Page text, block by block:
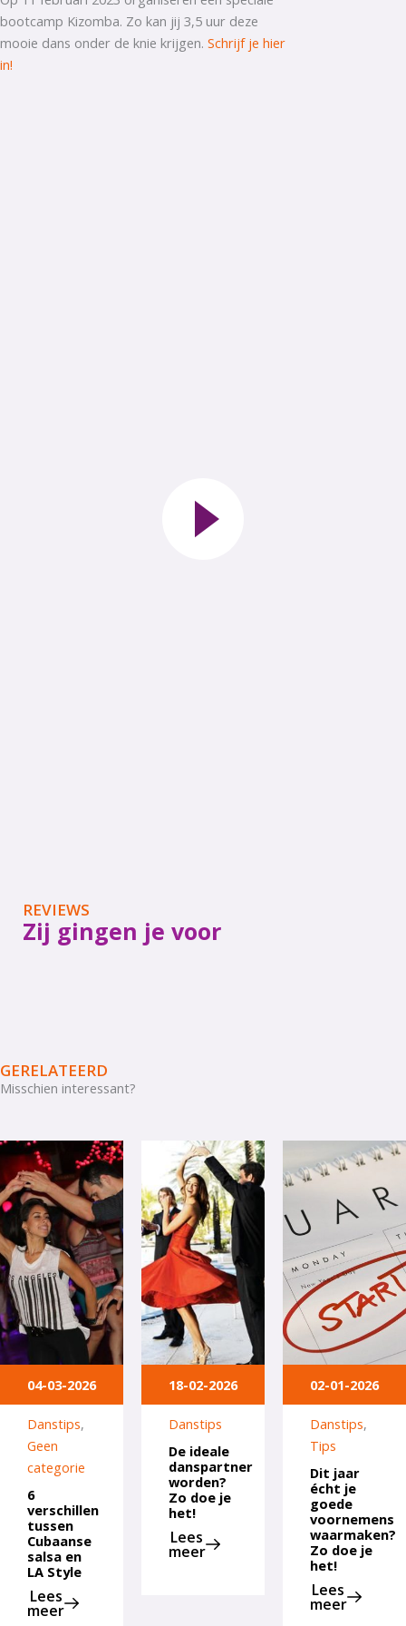
bootcamp Kizomba. Zo kan jij 3,5 uur deze
mooie dans onder de knie krijgen. Schrijf je hier
in!
REVIEWS
Zij gingen je voor
GERELATEERD
Misschien interessant?
04-03-2026
Danstips,
Geen
categorie
6
verschillen
tussen
Cubaanse
salsa en
LA Style
Lees
meer
18-02-2026
Danstips
De ideale
danspartner
worden?
Zo doe je
het!
Lees
meer
02-01-2026
Danstips,
Tips
Dit jaar
écht je
goede
voornemens
waarmaken?
Zo doe je
het!
Lees
meer